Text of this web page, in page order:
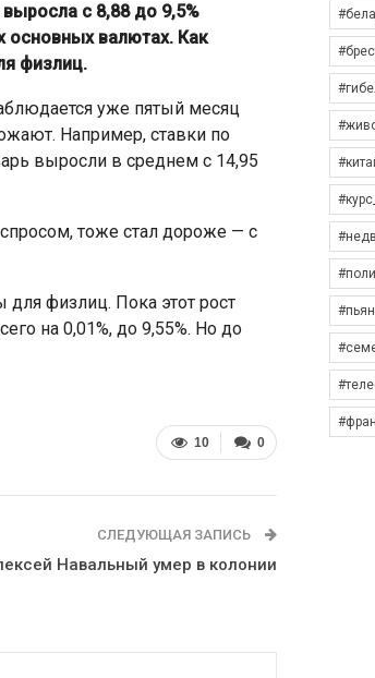
с 8,88 до 9,5%
основных валютах. Как
физлиц.
уже пятый месяц
Например, ставки по
выросли в среднем с 14,95
тоже стал дороже — с
физлиц. Пока этот рост
на 0,01%, до 9,55%. Но до
0
10
СЛЕДУЮЩАЯ ЗАПИСЬ
Навальный умер в колонии